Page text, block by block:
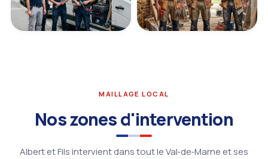
MAILLAGE LOCAL
Nos zones d'intervention
Albert et Fils intervient dans tout le Val‑de‑Marne et ses